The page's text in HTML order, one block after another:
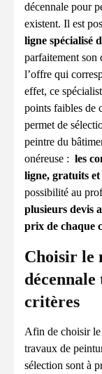
décennale pour
existent. Il est
ligne spécialisé
parfaitement son
l’offre qui
effet, ce
points faibles de
permet de
peintre du
onéreuse : les
ligne, gratuits et
possibilité au
plusieurs devis
prix de chaque
Choisir le
critères
Afin de choisir le
travaux de
sélection sont à